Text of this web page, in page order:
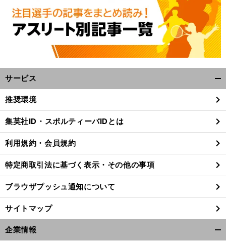
サービス
閉
る
推奨環境
集英社ID・スポルティーバIDとは
利用規約・会員規約
特定商取引法に基づく表示・その他の事項
ブラウザプッシュ通知について
サイトマップ
企業情報